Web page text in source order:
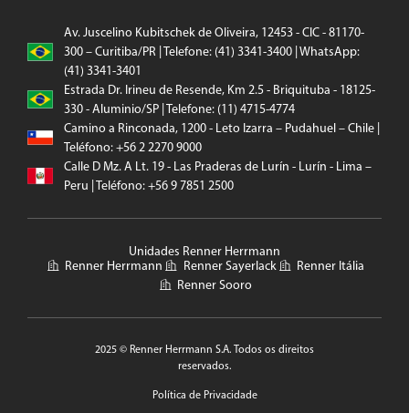
Av. Juscelino Kubitschek de Oliveira, 12453 - CIC - 81170-
300 – Curitiba/PR | Telefone: (41) 3341-3400 | WhatsApp:
(41) 3341-3401
Estrada Dr. Irineu de Resende, Km 2.5 - Briquituba - 18125-
330 - Aluminio/SP | Telefone: (11) 4715-4774
Camino a Rinconada, 1200 - Leto Izarra – Pudahuel – Chile |
Teléfono: +56 2 2270 9000
Calle D Mz. A Lt. 19 - Las Praderas de Lurín - Lurín - Lima –
Peru | Teléfono: +56 9 7851 2500
Unidades Renner Herrmann
Renner Herrmann
Renner Sayerlack
Renner Itália
Renner Sooro
2025 © Renner Herrmann S.A. Todos os direitos
reservados.
Política de Privacidade